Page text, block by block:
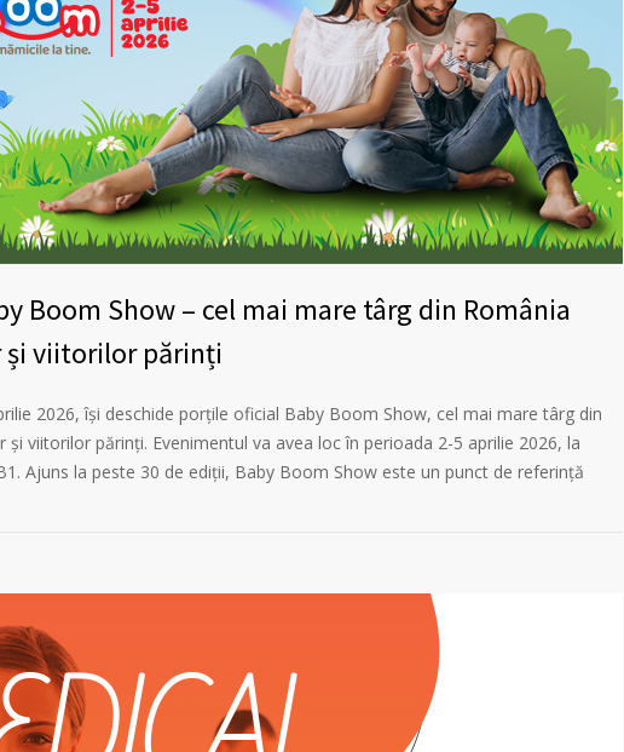
Boom Show – cel mai mare târg din România
viitorilor părinți
2026, îşi deschide porţile oficial Baby Boom Show, cel mai mare târg din
și viitorilor părinți. Evenimentul va avea loc în perioada 2-5 aprilie 2026, la
Ajuns la peste 30 de ediții, Baby Boom Show este un punct de referință